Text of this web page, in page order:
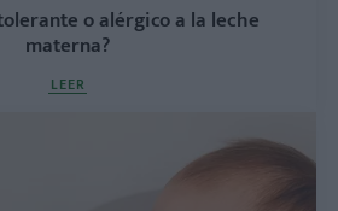
o alérgico a la leche
materna?
LEER